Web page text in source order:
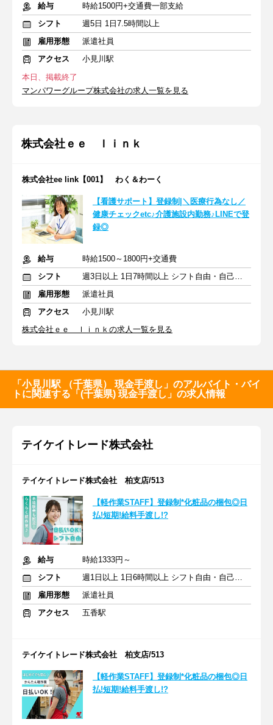
給与
時給1500円+交通費一部支給
シフト
週5日 1日7.5時間以上
雇用形態
派遣社員
アクセス
小見川駅
本日、掲載終了
マンパワーグループ株式会社の求人一覧を見る
株式会社ｅｅ ｌｉｎｋ
株式会社ee link【001】 わく＆わーく
【看護サポート】登録制|＼医療行為なし／
健康チェックetc♪介護施設内勤務♪LINEで登
録◎
給与
時給1500～1800円+交通費
シフト
週3日以上 1日7時間以上 シフト自由・自己申告
雇用形態
派遣社員
アクセス
小見川駅
株式会社ｅｅ ｌｉｎｋの求人一覧を見る
「小見川駅 （千葉県） 現金手渡し」のアルバイト・バイ
トに関連する「(千葉県) 現金手渡し」の求人情報
テイケイトレード株式会社
テイケイトレード株式会社 柏支店/513
【軽作業STAFF】登録制*化粧品の梱包◎日
払!短期!給料手渡し!?
給与
時給1333円～
シフト
週1日以上 1日6時間以上 シフト自由・自己申告
雇用形態
派遣社員
アクセス
五香駅
テイケイトレード株式会社 柏支店/513
【軽作業STAFF】登録制*化粧品の梱包◎日
払!短期!給料手渡し!?